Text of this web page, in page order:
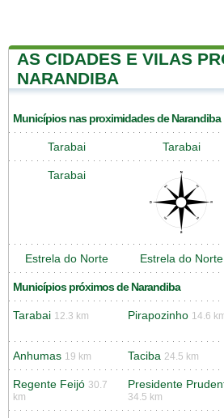
AS CIDADES E VILAS
NARANDIBA
Municípios nas proximidades de Narandiba
Tarabai Tarabai
Tarabai
Estrela do Norte Estrela do Norte
Municípios próximos de Narandiba
Tarabai 12.3 km Pirapozinho 14.6
Anhumas 19 km Taciba 24.5 km
Regente Feijó 30.7
km
Presidente
34.5 km